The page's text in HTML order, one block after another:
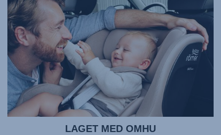
LAGET MED OMHU